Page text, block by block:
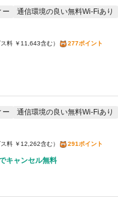
の良い無料Wi-Fiあり 無料WiFi
ー 通信環境の良い無料Wi-Fiあり
料 ￥11,643含む 277ポイント
ー 通信環境の良い無料Wi-Fiあり
料 ￥12,262含む 291ポイント
キャンセル無料